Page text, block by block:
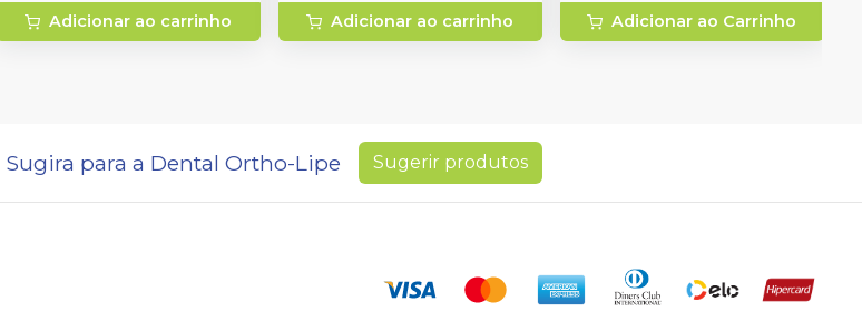
Adicionar ao carrinho Adicionar ao carrinho Adicionar ao Carrinho
Sugira para a Dental Ortho-Lipe Sugerir produtos